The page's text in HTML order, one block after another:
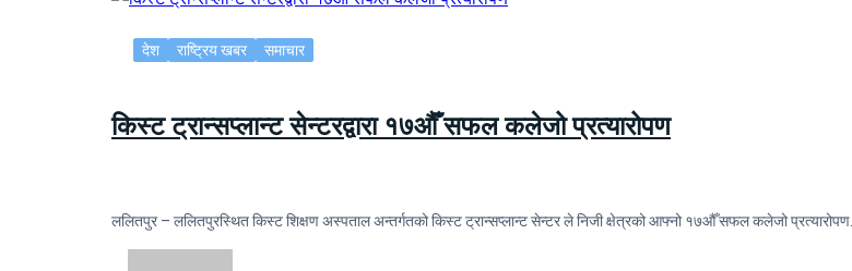
देश राष्ट्रिय खबर समाचार
किस्ट ट्रान्सप्लान्ट सेन्टरद्वारा १७औँ सफल कलेजो प्रत्यारोपण
ललितपुर – ललितपुरस्थित किस्ट शिक्षण अस्पताल अन्तर्गतको किस्ट ट्रान्सप्लान्ट सेन्टर ले निजी क्षेत्रको आफ्नो १७औँ सफल कलेजो प्रत्यारोपण…